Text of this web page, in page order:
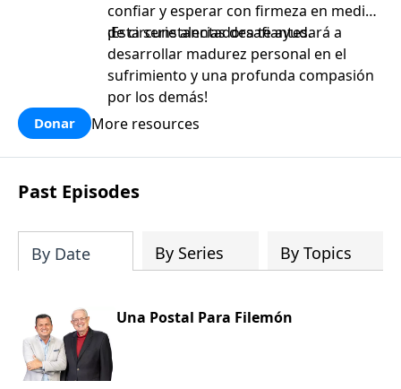
confiar y esperar con firmeza en medio
de circunstancias desafiantes.
¡Esta serie alentadora te ayudará a
desarrollar madurez personal en el
sufrimiento y una profunda compasión
por los demás!
Donar More resources
Past Episodes
By Date By Series By Topics
Una Postal Para Filemón